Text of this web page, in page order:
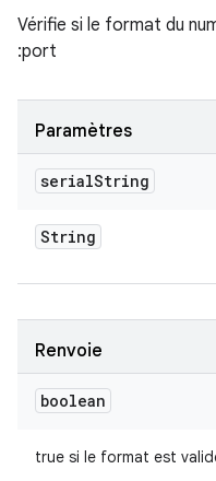
Vérifie si le format du
:port
Paramètres
serialString
String
Renvoie
boolean
true si le format est